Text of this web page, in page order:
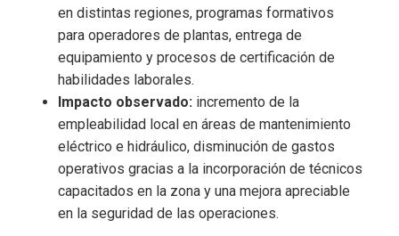
en distintas regiones, programas formativos
para operadores de plantas, entrega de
equipamiento y procesos de certificación de
habilidades laborales.
Impacto observado: incremento de la
empleabilidad local en áreas de mantenimiento
eléctrico e hidráulico, disminución de gastos
operativos gracias a la incorporación de técnicos
capacitados en la zona y una mejora apreciable
en la seguridad de las operaciones.